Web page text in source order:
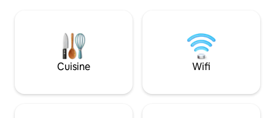
confort exceptionnel et un accueil
chaleureux vous attends !!
prestations,
Egalement sur
Cuisine Wifi